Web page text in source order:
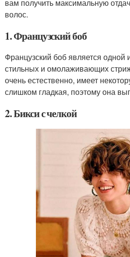
вам получить максимальную
волос.
1. Французский боб
Французский боб является одной
стильных и омолаживающих
очень естественно, имеет
слишком гладкая, поэтому она
2. Бикси с челкой